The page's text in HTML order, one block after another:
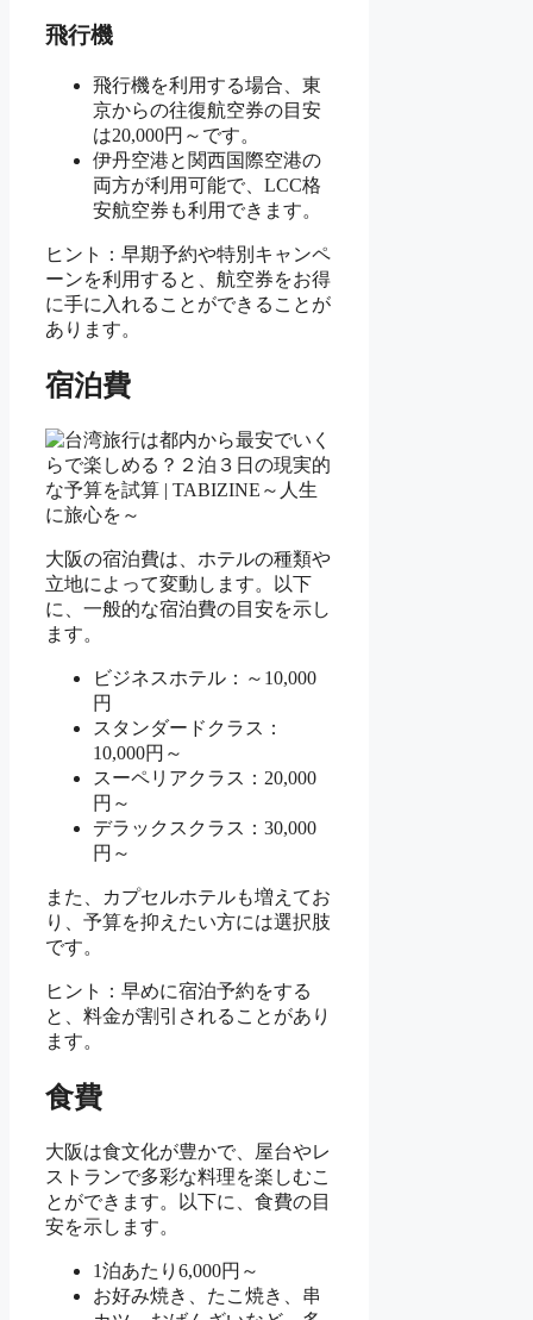
飛行機
飛行機を利用する場合、東
京からの往復航空券の目安
は20,000円～です。
伊丹空港と関西国際空港の
両方が利用可能で、LCC格
安航空券も利用できます。
ヒント：早期予約や特別キャンペ
ーンを利用すると、航空券をお得
に手に入れることができることが
あります。
宿泊費
大阪の宿泊費は、ホテルの種類や
立地によって変動します。以下
に、一般的な宿泊費の目安を示し
ます。
ビジネスホテル：～10,000
円
スタンダードクラス：
10,000円～
スーペリアクラス：20,000
円～
デラックスクラス：30,000
円～
また、カプセルホテルも増えてお
り、予算を抑えたい方には選択肢
です。
ヒント：早めに宿泊予約をする
と、料金が割引されることがあり
ます。
食費
大阪は食文化が豊かで、屋台やレ
ストランで多彩な料理を楽しむこ
とができます。以下に、食費の目
安を示します。
1泊あたり6,000円～
お好み焼き、たこ焼き、串